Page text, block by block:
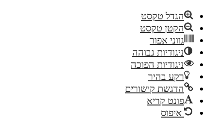
הגדל טקסט
הקטן טקסט
גווני אפור
ניגודיות גבוהה
ניגודיות הפוכה
רקע בהיר
הדגשת קישורים
פונט קריא
איפוס